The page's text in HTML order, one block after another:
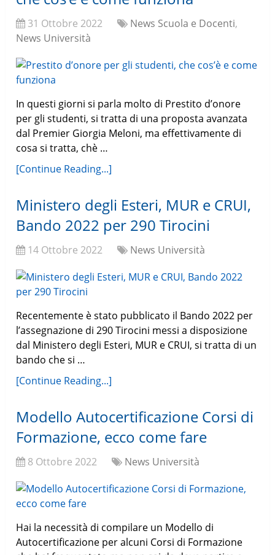
31 Ottobre 2022 News Scuola e Docenti,
News Università
In questi giorni si parla molto di Prestito d’onore
per gli studenti, si tratta di una proposta avanzata
dal Premier Giorgia Meloni, ma effettivamente di
cosa si tratta, chè …
[Continue Reading...]
Ministero degli Esteri, MUR e CRUI,
Bando 2022 per 290 Tirocini
14 Ottobre 2022 News Università
Recentemente è stato pubblicato il Bando 2022 per
l’assegnazione di 290 Tirocini messi a disposizione
dal Ministero degli Esteri, MUR e CRUI, si tratta di un
bando che si …
[Continue Reading...]
Modello Autocertificazione Corsi di
Formazione, ecco come fare
8 Ottobre 2022 News Università
Hai la necessità di compilare un Modello di
Autocertificazione per alcuni Corsi di Formazione